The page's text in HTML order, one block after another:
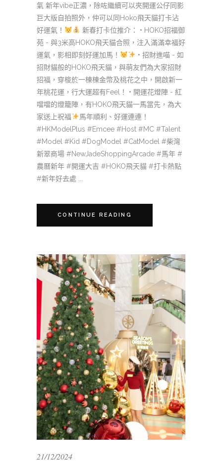
氣 新年vibe正濃，除咗繼續可以夾開運公仔同影
巨大版自拍照外，仲可以同Hoko飛天貓打卡沾
好運氣！
新春打卡位推介： • HOKO招福御
苑 - 與3米高HOKO飛天貓合照，注入滿滿幸福好
運氣，影相即刻好運加馬！
• 招財進喵 - 如
招財貓般的HOKO飛天貓，與萌友們為大家招財
招福，穿梭於一棟棟金幣及桃花之中，開啟新一
年桃花運，行大運超有Feel！ • 開運花燈陣 - 紅
噹噹的燈籠陣，有HOKO飛天貓一馬當先，為大
家送上祝福
馬年順利、好運連連！
#HKModelPlus #Emcee #Host #MC #Talent
#Model #Kid #DogModel #CatModel #柴灣
新翠商場 #NewJadeShoppingArcade #馬年 #
農曆新年 #開運大吉 #HOKO飛天貓 #打卡熱點
#新年好去處 ...
CONTINUE READING
21/12/2024